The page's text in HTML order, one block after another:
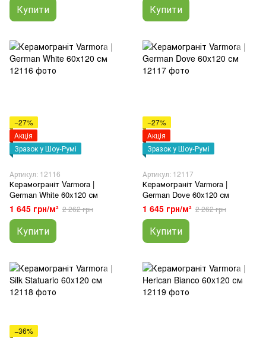
Купити Купити
−27%
Акція
Зразок у Шоу-Румі
Артикул: 12116
Керамограніт Varmora |
German White 60x120 см
1 645 грн/м² 2 262 грн
Купити
−27%
Акція
Зразок у Шоу-Румі
Артикул: 12117
Керамограніт Varmora |
German Dove 60x120 см
1 645 грн/м² 2 262 грн
Купити
−36%